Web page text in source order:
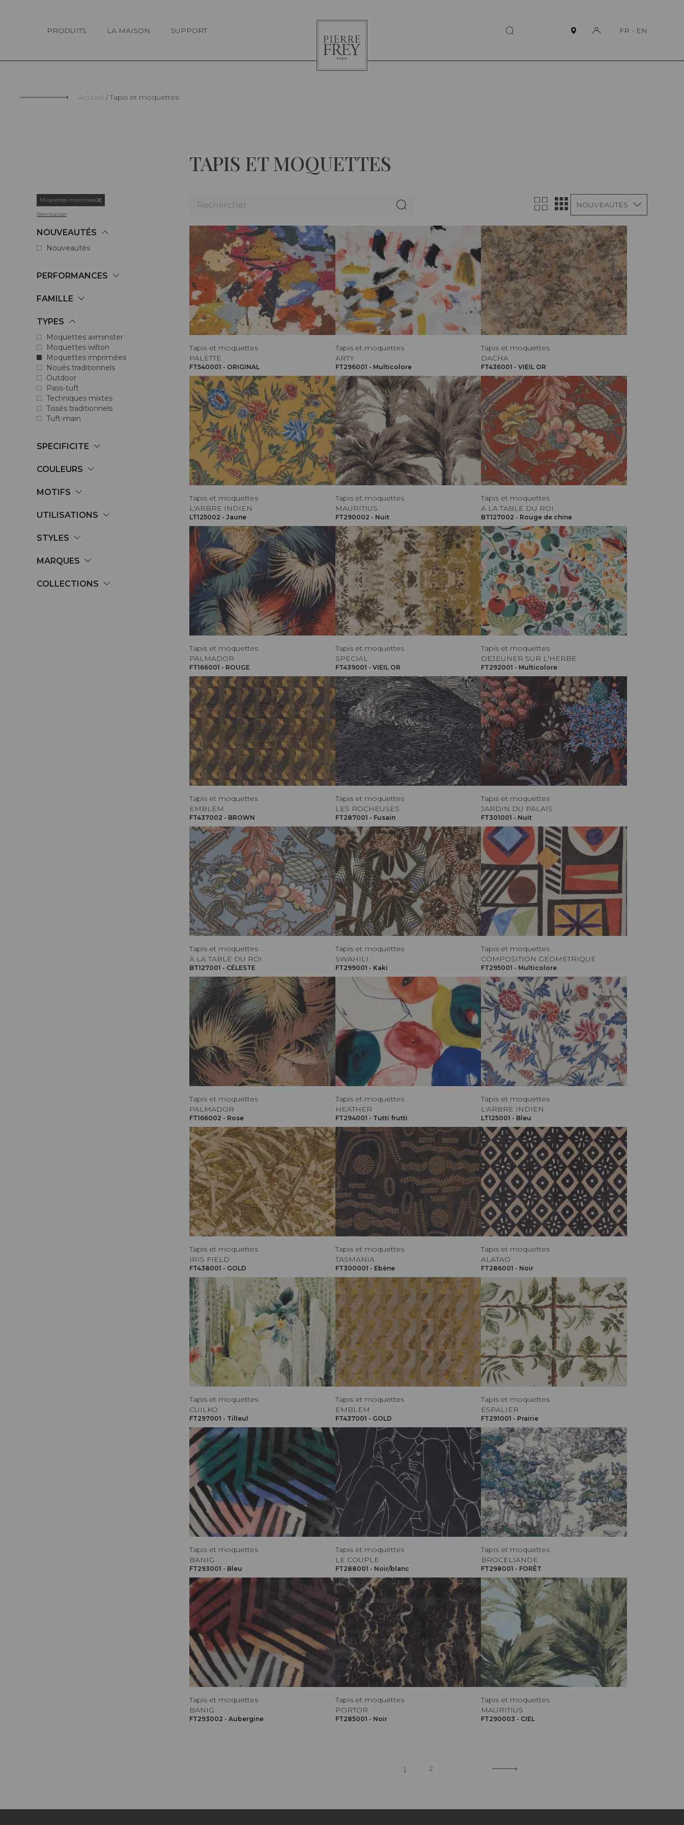
PRODUITS LA MAISON SUPPORT
Pierre
Frey
FR - EN
Accueil Tapis et moquettes
TAPIS ET MOQUETTES
Moquettes imprimées
Réinitialiser
NOUVEAUTÉS
Nouveautés
PERFORMANCES
FAMILLE
TYPES
Moquettes axminster
Moquettes wilton
Moquettes imprimées
Noués traditionnels
Outdoor
Pass-tuft
Techniques mixtes
Tissés traditionnels
Tuft-main
SPECIFICITE
COULEURS
MOTIFS
UTILISATIONS
STYLES
MARQUES
COLLECTIONS
NOUVEAUTÉS
Tapis et moquettes
PALETTE
FT540001 - ORIGINAL
Tapis et moquettes
ARTY
FT296001 - Multicolore
Tapis et moquettes
DACHA
FT436001 - VIEIL OR
Tapis et moquettes
L'ARBRE INDIEN
LT125002 - Jaune
Tapis et moquettes
MAURITIUS
FT290002 - Nuit
Tapis et moquettes
A LA TABLE DU ROI
BT127002 - Rouge de chine
Tapis et moquettes
PALMADOR
FT166001 - ROUGE
Tapis et moquettes
SPECIAL
FT439001 - VIEIL OR
Tapis et moquettes
DEJEUNER SUR L'HERBE
FT292001 - Multicolore
Tapis et moquettes
EMBLEM
FT437002 - BROWN
Tapis et moquettes
LES ROCHEUSES
FT287001 - Fusain
Tapis et moquettes
JARDIN DU PALAIS
FT301001 - Nuit
Tapis et moquettes
A LA TABLE DU ROI
BT127001 - CÉLESTE
Tapis et moquettes
SWAHILI
FT299001 - Kaki
Tapis et moquettes
COMPOSITION GEOMETRIQUE
FT295001 - Multicolore
Tapis et moquettes
PALMADOR
FT166002 - Rose
Tapis et moquettes
HEATHER
FT294001 - Tutti frutti
Tapis et moquettes
L'ARBRE INDIEN
LT125001 - Bleu
Tapis et moquettes
IRIS FIELD
FT438001 - GOLD
Tapis et moquettes
TASMANIA
FT300001 - Ebène
Tapis et moquettes
ALATAO
FT286001 - Noir
Tapis et moquettes
CUILKO
FT297001 - Tilleul
Tapis et moquettes
EMBLEM
FT437001 - GOLD
Tapis et moquettes
ESPALIER
FT291001 - Prairie
Tapis et moquettes
BANIG
FT293001 - Bleu
Tapis et moquettes
LE COUPLE
FT288001 - Noir/blanc
Tapis et moquettes
BROCELIANDE
FT298001 - FORÊT
Tapis et moquettes
BANIG
FT293002 - Aubergine
Tapis et moquettes
PORTOR
FT285001 - Noir
Tapis et moquettes
MAURITIUS
FT290003 - CIEL
1 2